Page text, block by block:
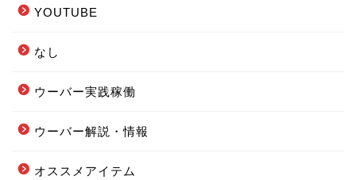
YOUTUBE
なし
ウーバー実践稼働
ウーバー解説・情報
オススメアイテム